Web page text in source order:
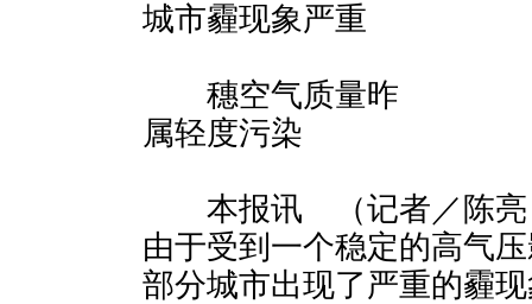
城市霾现象严重
穗空气质量昨
属轻度污染
本报讯 （记者／陈亮
由于受到一个稳定的高气
部分城市出现了严重的霾